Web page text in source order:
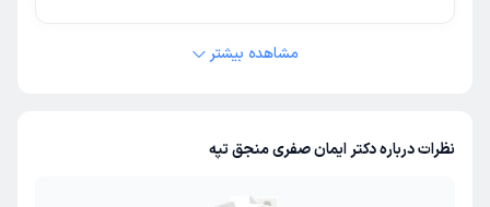
مشاهده بیشتر
نظرات درباره دکتر ایمان صفری منجق تپه